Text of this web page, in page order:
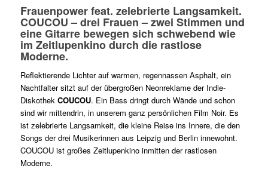
Frauenpower feat. zelebrierte Langsamkeit.
COUCOU – drei Frauen – zwei Stimmen und
eine Gitarre bewegen sich schwebend wie
im Zeitlupenkino durch die rastlose
Moderne.
Reflektierende Lichter auf warmen, regennassen Asphalt, ein
Nachtfalter sitzt auf der übergroßen Neonreklame der Indie-
Diskothek COUCOU. Ein Bass dringt durch Wände und schon
sind wir mittendrin, in unserem ganz persönlichen Film Noir. Es
ist zelebrierte Langsamkeit, die kleine Reise ins Innere, die den
Songs der drei Musikerinnen aus Leipzig und Berlin innewohnt.
COUCOU ist großes Zeitlupenkino inmitten der rastlosen
Moderne.